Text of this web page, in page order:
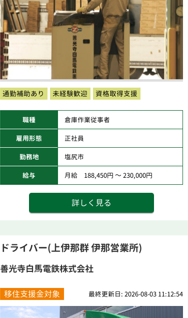
通勤補助あり 未経験歓迎 資格取得支援
職種 倉庫作業従事者
雇用形態 正社員
勤務地 塩尻市
給与 月給 188,450円 ～ 230,000円
詳しく見る
ドライバー(上伊那群 伊那営業所)
善光寺白馬電鉄株式会社
移住支援金対象 最終更新日: 2026-08-03 11:12:54